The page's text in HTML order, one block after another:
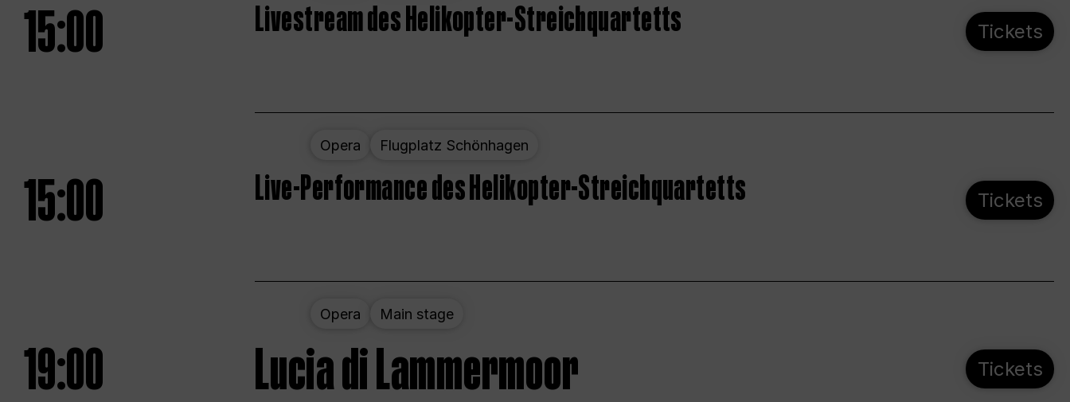
15:00 Livestream des Helikopter-Streichquartetts Tickets
Opera Flugplatz Schönhagen
15:00 Live-Performance des Helikopter-Streichquartetts Tickets
Opera Main stage
19:00 Lucia di Lammermoor Tickets